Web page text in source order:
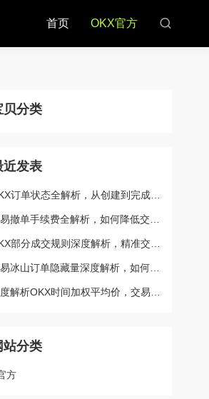
首页 OKX官方
贝分类
近发表
站分类
方